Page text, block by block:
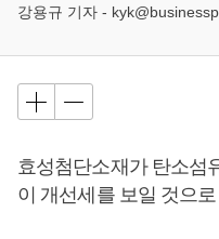
강용규 기자 -
효성첨단소재가 탄소섬
이 개선세를 보일 것으